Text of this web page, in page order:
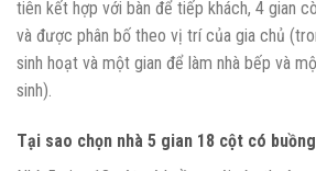
tiên kết hợp với bàn để tiếp khách, 4 gian
và được phân bố theo vị trí của gia chủ
sinh hoạt và một gian để làm nhà bếp và
sinh).
Tại sao chọn nhà 5 gian 18 cột có